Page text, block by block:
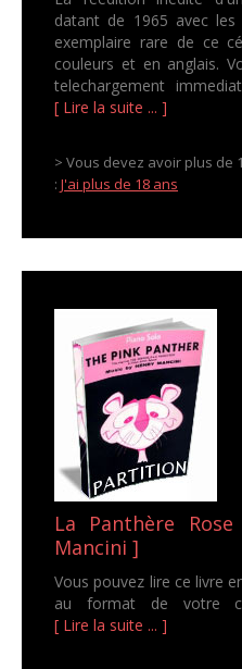
datant de 1965 avec les
exemplaire rare de ce
couleurs et en anglais.
telechargement
[ Lire la suite ... ]
> Vous devez avoir plus de
: J'ai plus de 18 ans
La Panthère
Mancini ]
Vous pouvez lire ce livre
au format de votre
[ Lire la suite ... ]